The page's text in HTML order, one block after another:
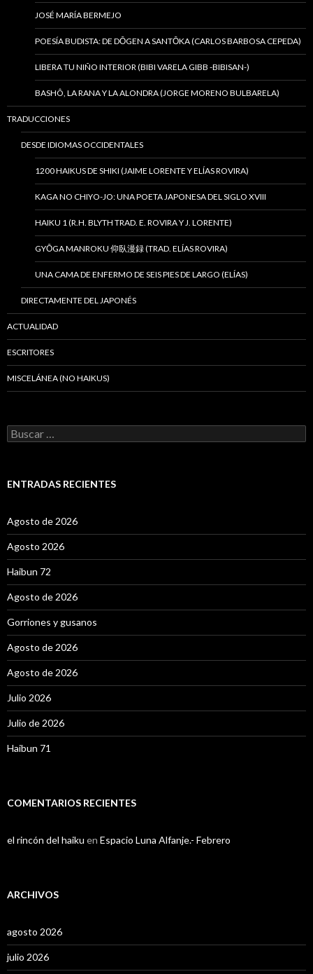
JOSÉ MARÍA BERMEJO
POESÍA BUDISTA: DE DŌGEN A SANTŌKA (CARLOS BARBOSA CEPEDA)
LIBERA TU NIÑO INTERIOR (BIBI VARELA GIBB -BIBISAN-)
BASHÔ, LA RANA Y LA ALONDRA (JORGE MORENO BULBARELA)
TRADUCCIONES
DESDE IDIOMAS OCCIDENTALES
1200 HAIKUS DE SHIKI (JAIME LORENTE Y ELÍAS ROVIRA)
KAGA NO CHIYO-JO: UNA POETA JAPONESA DEL SIGLO XVIII
HAIKU 1 (R.H. BLYTH TRAD. E. ROVIRA Y J. LORENTE)
GYŌGA MANROKU 仰臥漫録 (TRAD. ELÍAS ROVIRA)
UNA CAMA DE ENFERMO DE SEIS PIES DE LARGO (ELÍAS)
DIRECTAMENTE DEL JAPONÉS
ACTUALIDAD
ESCRITORES
MISCELÁNEA (NO HAIKUS)
B
u
a
ENTRADAS RECIENTES
Agosto de 2026
Agosto 2026
Haibun 72
Agosto de 2026
Gorriones y gusanos
Agosto de 2026
Agosto de 2026
Julio 2026
Julio de 2026
Haibun 71
COMENTARIOS RECIENTES
el rincón del haiku en Espacio Luna Alfanje.- Febrero
ARCHIVOS
agosto 2026
julio 2026